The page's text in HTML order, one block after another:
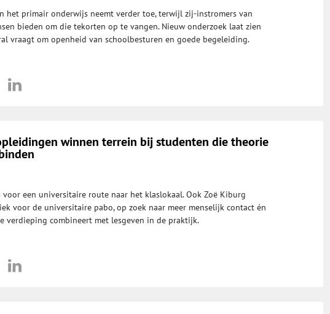
het primair onderwijs neemt verder toe, terwijl zij-instromers van
bieden om die tekorten op te vangen. Nieuw onderzoek laat zien
vraagt om openheid van schoolbesturen en goede begeleiding.
winnen terrein bij studenten die theorie
voor een universitaire route naar het klaslokaal. Ook Zoë Kiburg
voor de universitaire pabo, op zoek naar meer menselijk contact én
verdieping combineert met lesgeven in de praktijk.